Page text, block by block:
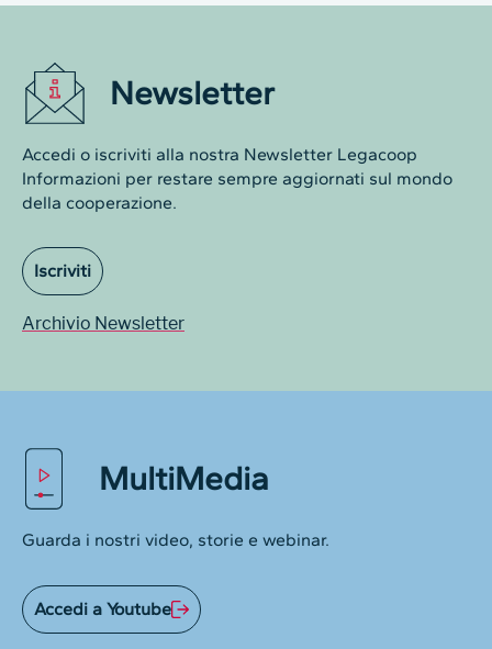
Newsletter
Accedi o iscriviti alla nostra Newsletter Legacoop
Informazioni per restare sempre aggiornati sul mondo
della cooperazione.
Iscriviti
Archivio Newsletter
MultiMedia
Guarda i nostri video, storie e webinar.
Accedi a Youtube